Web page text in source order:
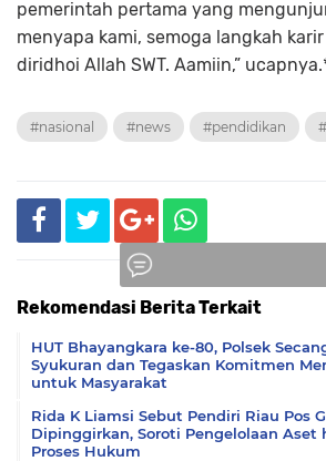
pemerintah pertama yang
menyapa kami, semoga langkah
diridhoi Allah SWT. Aamiin,”
#nasional #news #pendidikan
Rekomendasi Berita Terkait
HUT Bhayangkara ke-80, Polsek
Syukuran dan Tegaskan Komitmen
untuk Masyarakat
Rida K Liamsi Sebut Pendiri Riau Pos
Dipinggirkan, Soroti Pengelolaan Aset
Proses Hukum